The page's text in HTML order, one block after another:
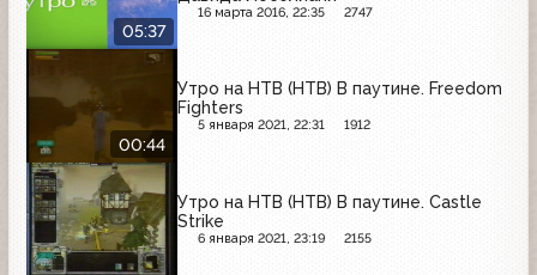
05:37
16 марта 2016, 22:35 2747
00:44
Утро на НТВ (НТВ) В паутине. Freedom
Fighters
5 января 2021, 22:31 1912
Утро на НТВ (НТВ) В паутине. Castle
Strike
6 января 2021, 23:19 2155